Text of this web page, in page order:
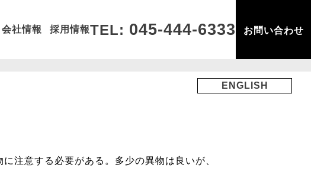
会社情報 採用情報TEL: 045-444-6333 お問い合わせ
ENGLISH
注意する必要がある。多少の異物は良いが、